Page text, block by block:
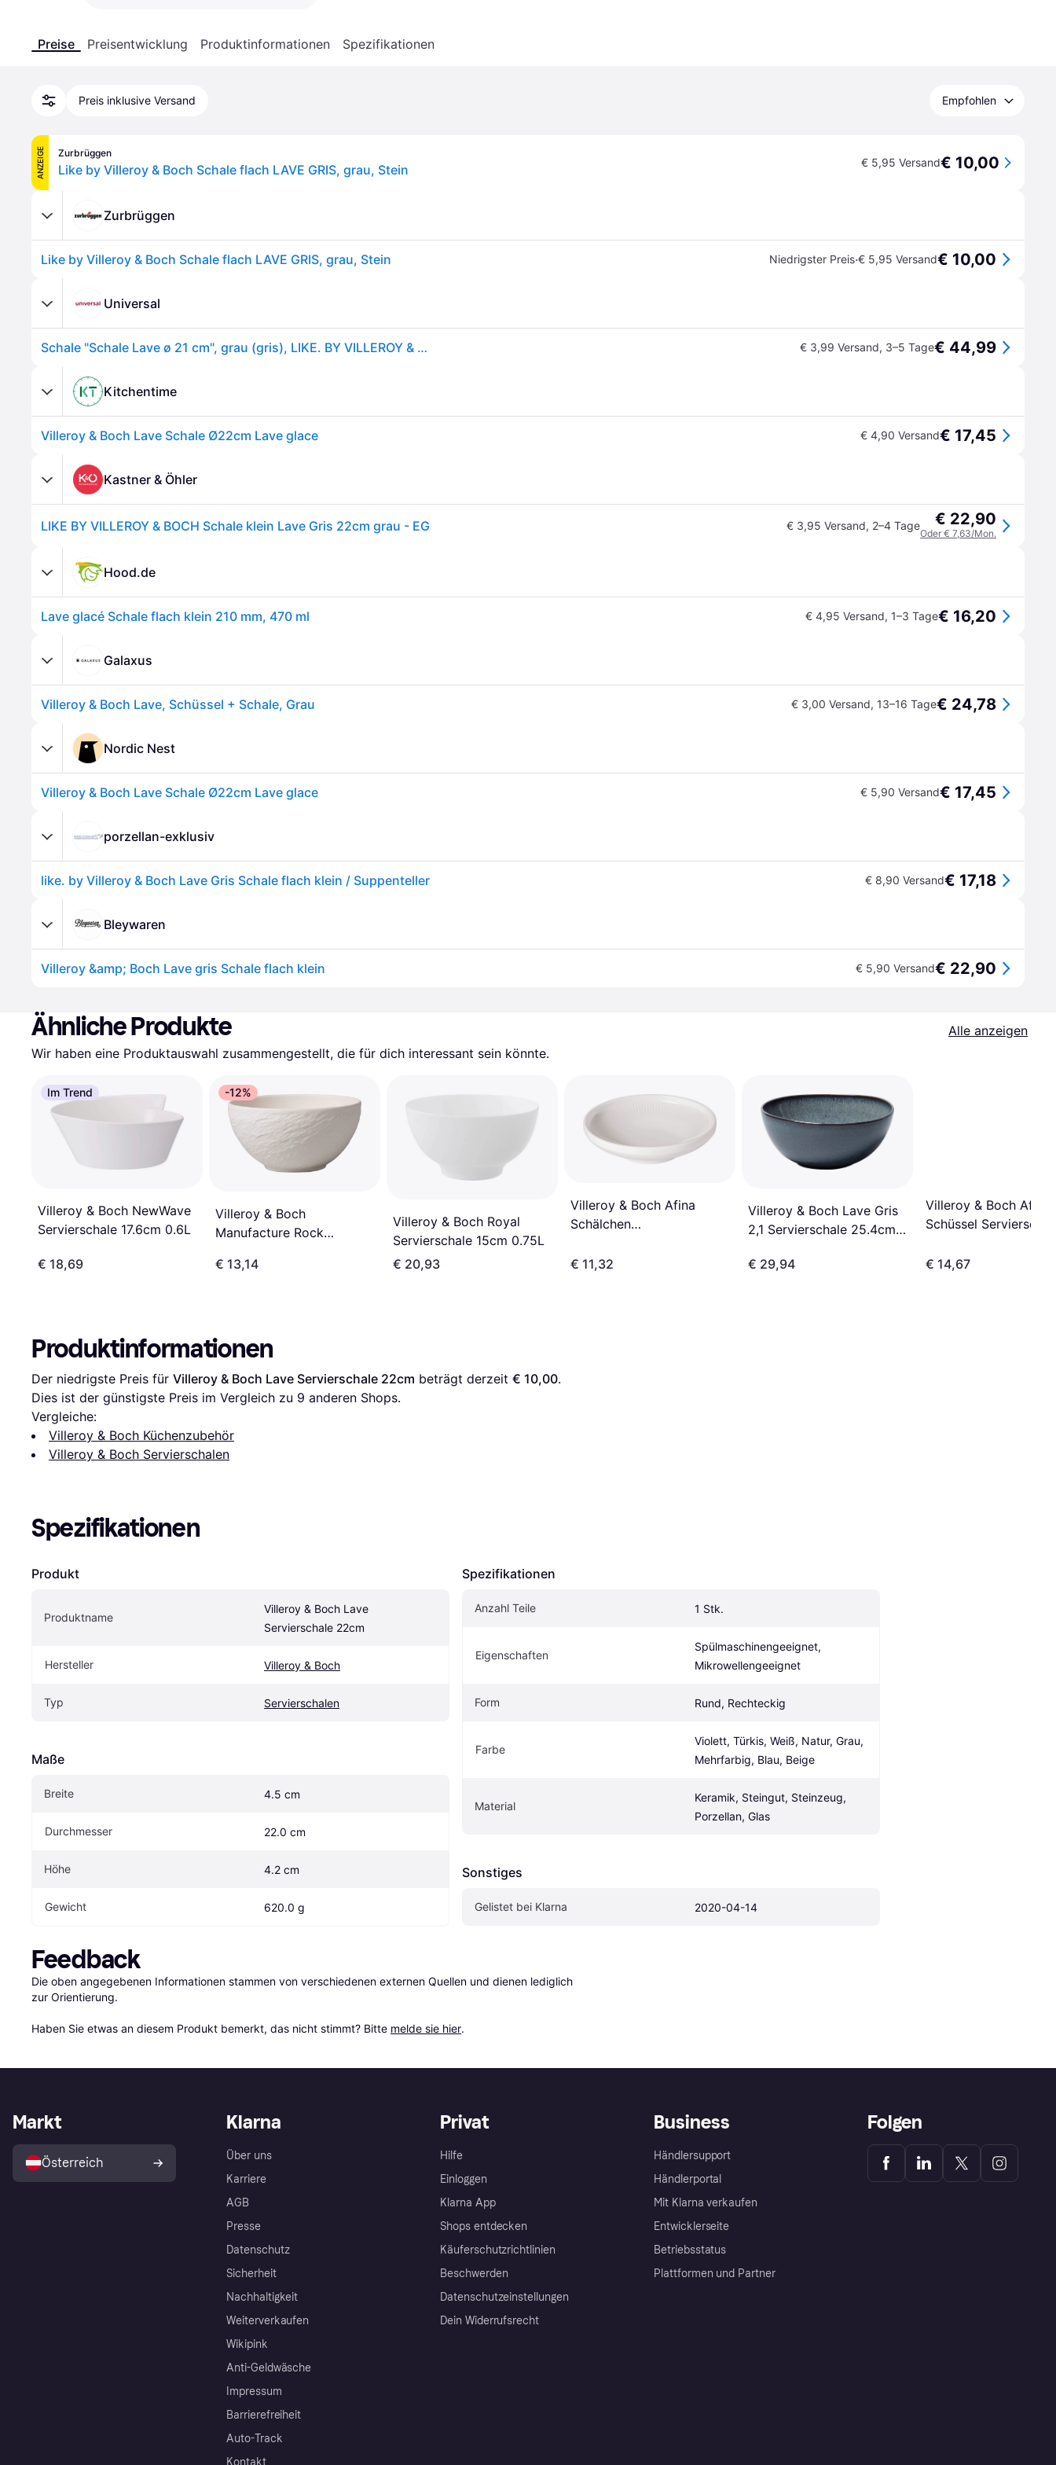
Preise Preisentwicklung Produktinformationen Spezifikationen
Preis inklusive Versand Empfohlen
ANZEIGE Zurbrüggen
Like by Villeroy & Boch Schale flach LAVE GRIS, grau, Stein € 5,95 Versand€ 10,00
Zurbrüggen
Like by Villeroy & Boch Schale flach LAVE GRIS, grau, Stein Niedrigster Preis·€ 5,95 Versand€ 10,00
Universal
Schale "Schale Lave ø 21 cm", grau (gris), LIKE. BY VILLEROY & BOCH, Schüsseln, Schale € 3,99 Versand, 3–5 Tage€ 44,99
Kitchentime
Villeroy & Boch Lave Schale Ø22cm Lave glace € 4,90 Versand€ 17,45
Kastner & Öhler
LIKE BY VILLEROY & BOCH Schale klein Lave Gris 22cm grau - EG € 3,95 Versand, 2–4 Tage € 22,90
Oder € 7,63/Mon.
Hood.de
Lave glacé Schale flach klein 210 mm, 470 ml € 4,95 Versand, 1–3 Tage€ 16,20
Galaxus
Villeroy & Boch Lave, Schüssel + Schale, Grau € 3,00 Versand, 13–16 Tage€ 24,78
Nordic Nest
Villeroy & Boch Lave Schale Ø22cm Lave glace € 5,90 Versand€ 17,45
porzellan-exklusiv
like. by Villeroy & Boch Lave Gris Schale flach klein / Suppenteller € 8,90 Versand€ 17,18
Bleywaren
Villeroy &amp; Boch Lave gris Schale flach klein € 5,90 Versand€ 22,90
Ähnliche Produkte
Alle anzeigen
Wir haben eine Produktauswahl zusammengestellt, die für dich interessant sein könnte.
Im Trend
Villeroy & Boch NewWave
Servierschale 17.6cm 0.6L
€ 18,69
-12%
Villeroy & Boch
Manufacture Rock
€ 13,14
Villeroy & Boch Royal
Servierschale 15cm 0.75L
€ 20,93
Villeroy & Boch Afina
Schälchen
Servierschale 13cm
€ 11,32
Villeroy & Boch Lave Gris
2,1 Servierschale 25.4cm
€ 29,94
Villeroy & Boch Afina
Schüssel
€ 14,67
Produktinformationen
Der niedrigste Preis für Villeroy & Boch Lave Servierschale 22cm beträgt derzeit € 10,00.
Dies ist der günstigste Preis im Vergleich zu 9 anderen Shops.
Vergleiche:
Villeroy & Boch Küchenzubehör
Villeroy & Boch Servierschalen
Spezifikationen
Produkt
Produktname
Villeroy & Boch Lave
Servierschale 22cm
Hersteller Villeroy & Boch
Typ Servierschalen
Maße
Breite 4.5 cm
Durchmesser 22.0 cm
Höhe 4.2 cm
Gewicht 620.0 g
Spezifikationen
Anzahl Teile 1 Stk.
Eigenschaften
Spülmaschinengeeignet,
Mikrowellengeeignet
Form Rund, Rechteckig
Farbe
Violett, Türkis, Weiß, Natur, Grau,
Mehrfarbig, Blau, Beige
Material
Keramik, Steingut, Steinzeug,
Porzellan, Glas
Sonstiges
Gelistet bei Klarna 2020-04-14
Feedback
Die oben angegebenen Informationen stammen von verschiedenen externen Quellen und dienen lediglich
zur Orientierung.
Haben Sie etwas an diesem Produkt bemerkt, das nicht stimmt? Bitte melde sie hier.
Klarna
Über uns
Karriere
AGB
Presse
Datenschutz
Sicherheit
Nachhaltigkeit
Weiterverkaufen
Wikipink
Anti-Geldwäsche
Impressum
Barrierefreiheit
Auto-Track
Kontakt
Privat
Hilfe
Einloggen
Klarna App
Shops entdecken
Käuferschutzrichtlinien
Beschwerden
Datenschutzeinstellungen
Dein Widerrufsrecht
Business
Händlersupport
Händlerportal
Mit Klarna verkaufen
Entwicklerseite
Betriebsstatus
Plattformen und Partner
Markt
Österreich
Folgen